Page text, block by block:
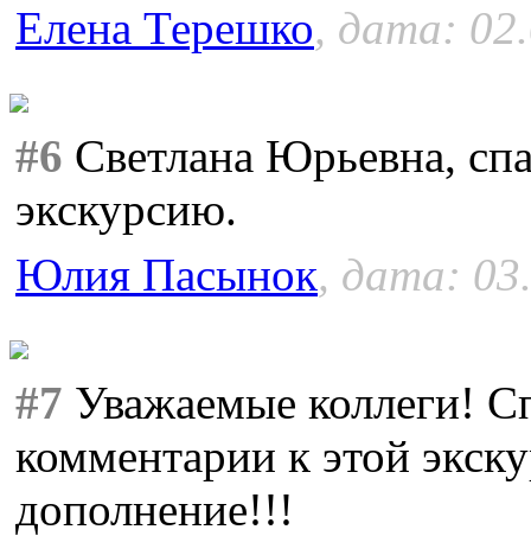
Елена Терешко, дата:
#6 Светлана Юрьевна,
экскурсию.
Юлия Пасынок, дата:
#7 Уважаемые коллеги!
комментарии к этой
дополнение!!!